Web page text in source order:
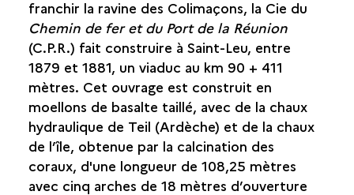
SAINT-PHILIPPE
SALAZIE
franchir la ravine des Colimaçons, la Cie du
Chemin de fer et du Port de la Réunion
(C.P.R.) fait construire à Saint-Leu, entre
1879 et 1881, un viaduc au km 90 + 411
mètres. Cet ouvrage est construit en
moellons de basalte taillé, avec de la chaux
hydraulique de Teil (Ardèche) et de la chaux
de l’île, obtenue par la calcination des
coraux, d'une longueur de 108,25 mètres
avec cinq arches de 18 mètres d’ouverture